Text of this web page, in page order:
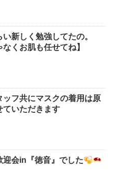
新しく勉強してたの。
なくお肌も任せてね】
ッフ共にマスクの着用は原
ていただきます
迎会in『徳音』でした